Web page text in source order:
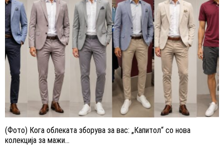
(Фото) Кога облеката зборува за вас: „Капитол“ со нова
колекција за мажи...